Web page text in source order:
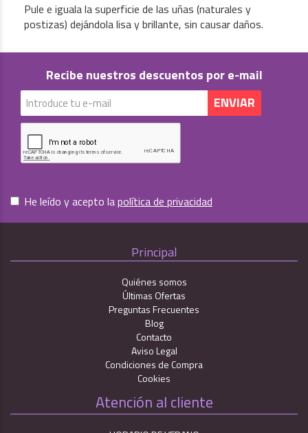
Pule e iguala la superficie de las uñas (naturales y
postizas) dejándola lisa y brillante, sin causar daños.
Recibe nuestros descuentos por e-mail
He leído y acepto lapolítica de privacidad
Principal
Quiénes somos
Últimas Ofertas
Preguntas Frecuentes
Blog
Contacto
Aviso Legal
Condiciones de Compra
Cookies
Atención al cliente